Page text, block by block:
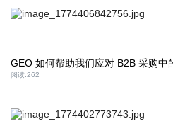
GEO 如何帮助我们应对 B2B 采购中
阅读:262